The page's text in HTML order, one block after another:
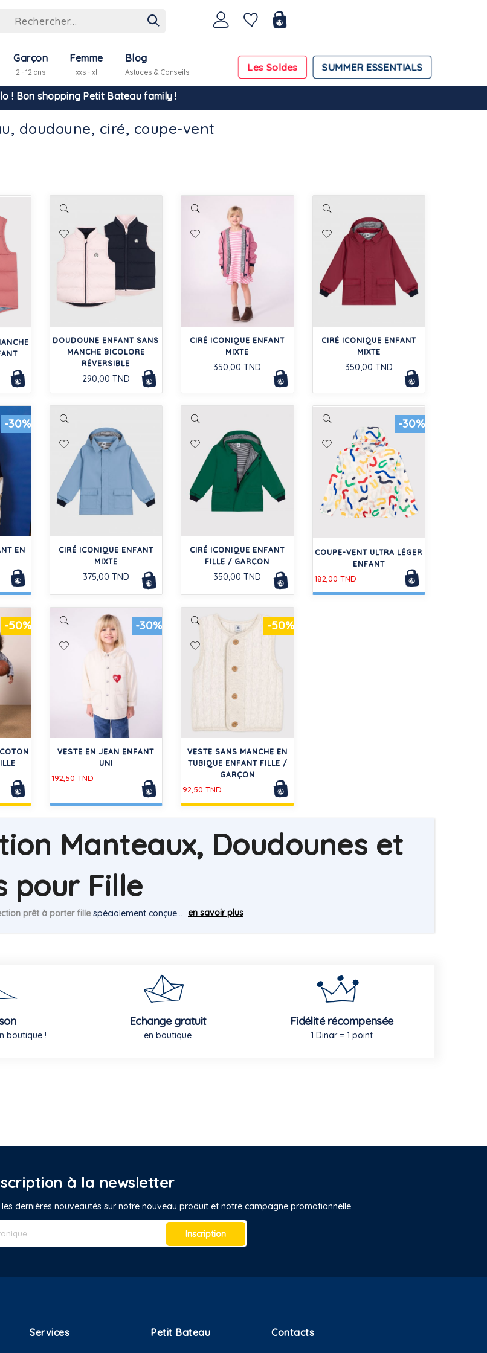
Garçon
2 - 12 ans
Femme
xxs - xl SUMMER ESSENTIALS
Les Soldes
Blog
Astuces & Conseils...
! Bon shopping Petit Bateau family !
est assurée partout en Tunisie !
paiement par carte bancaire (hors promo)
doudoune, ciré, coupe-vent
DOUDOUNE ENFANT SANS
MANCHE BICOLORE
RÉVERSIBLE
290,00 TND
CIRÉ ICONIQUE ENFANT
MIXTE
350,00 TND
CIRÉ ICONIQUE ENFANT
MIXTE
350,00 TND
-30%
EN
CIRÉ ICONIQUE ENFANT
MIXTE
375,00 TND
CIRÉ ICONIQUE ENFANT
FILLE / GARÇON
350,00 TND
-30%
COUPE-VENT ULTRA LÉGER
ENFANT
182,00 TND
-50% -30%
VESTE EN JEAN ENFANT
UNI
192,50 TND
-50%
VESTE SANS MANCHE EN
TUBIQUE ENFANT FILLE /
GARÇON
92,50 TND
Manteaux, Doudounes et
pour Fille
prêt à porter fillespécialement conçue... en savoir plus
boutique !
Echange gratuit
en boutique
Fidélité récompensée
1 Dinar = 1 point
à la newsletter
dernières nouveautés sur notre nouveau produit et notre campagne promotionnelle
Inscription
Services Petit Bateau Contacts